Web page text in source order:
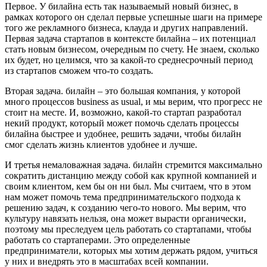
Первое. У билайна есть так называемый новый бизнес, в
рамках которого он сделал первые успешные шаги на примере
того же рекламного бизнеса, клауда и других направлений.
Первая задача стартапов в контексте билайна – их потенциал
стать новым бизнесом, очередным по счету. Не знаем, сколько
их будет, но целимся, что за какой-то среднесрочный период
из стартапов сможем что-то создать.
Вторая задача. билайн – это большая компания, у которой
много процессов business as usual, и мы верим, что прогресс не
стоит на месте. И, возможно, какой-то стартап разработал
некий продукт, который может помочь сделать процессы
билайна быстрее и удобнее, решить задачи, чтобы билайн
смог сделать жизнь клиентов удобнее и лучше.
И третья немаловажная задача. билайн стремится максимально
сократить дистанцию между собой как крупной компанией и
своим клиентом, кем бы он ни был. Мы считаем, что в этом
нам может помочь тема предпринимательского подхода к
решению задач, к созданию чего-то нового. Мы верим, что
культуру навязать нельзя, она может вырасти органически,
поэтому мы преследуем цель работать со стартапами, чтобы
работать со стартаперами. Это определенные
предприниматели, которых мы хотим держать рядом, учиться
у них и внедрять это в масштабах всей компании.